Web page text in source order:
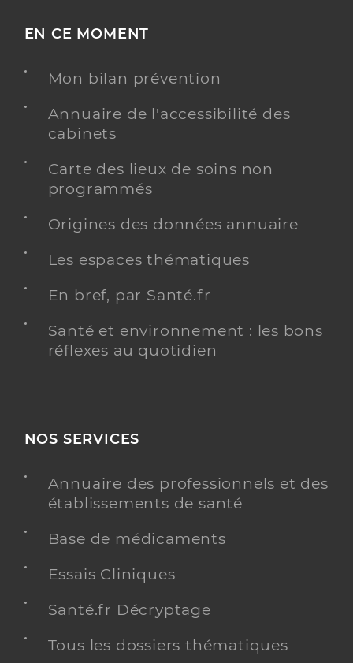
EN CE MOMENT
Mon bilan prévention
Annuaire de l'accessibilité des
cabinets
Carte des lieux de soins non
programmés
Origines des données annuaire
Les espaces thématiques
En bref, par Santé.fr
Santé et environnement : les bons
réflexes au quotidien
NOS SERVICES
Annuaire des professionnels et des
établissements de santé
Base de médicaments
Essais Cliniques
Santé.fr Décryptage
Tous les dossiers thématiques